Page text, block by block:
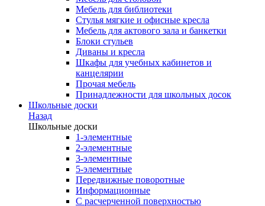
Мебель для библиотеки
Стулья мягкие и офисные кресла
Мебель для актового зала и банкетки
Блоки стульев
Диваны и кресла
Шкафы для учебных кабинетов и
канцелярии
Прочая мебель
Принадлежности для школьных досок
Школьные доски
Назад
Школьные доски
1-элементные
2-элементные
3-элементные
5-элементные
Передвижные поворотные
Информационные
С расчерченной поверхностью